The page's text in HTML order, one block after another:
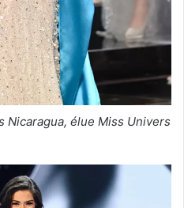
Nicaragua, élue Miss Univers